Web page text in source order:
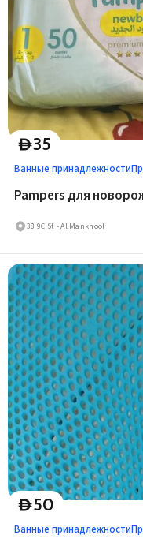
D35
Ванные принадлежности
Pampers для
38 9C St - Al Mankhool
D50
Ванные принадлежности